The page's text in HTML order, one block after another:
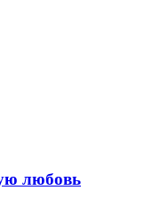
любовь